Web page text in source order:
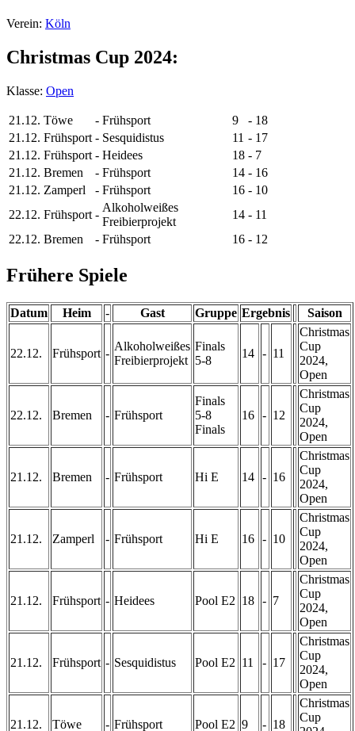
Verein: Köln
Christmas Cup 2024:
Klasse: Open
21.12. Töwe - Frühsport 9 - 18
21.12. Frühsport - Sesquidistus 11 - 17
21.12. Frühsport - Heidees 18 - 7
21.12. Bremen - Frühsport 14 - 16
21.12. Zamperl - Frühsport 16 - 10
22.12. Frühsport -
Alkoholweißes
Freibierprojekt
14 - 11
22.12. Bremen - Frühsport 16 - 12
Frühere Spiele
Datum Heim - Gast Gruppe Ergebnis Saison
22.12. Frühsport -
Alkoholweißes
Freibierprojekt
Finals
5-8
14 - 11
Christmas
Cup
2024,
Open
22.12. Bremen - Frühsport
Finals
5-8
Finals
16 - 12
Christmas
Cup
2024,
Open
21.12. Bremen - Frühsport Hi E 14 - 16
Christmas
Cup
2024,
Open
21.12. Zamperl - Frühsport Hi E 16 - 10
Christmas
Cup
2024,
Open
21.12. Frühsport - Heidees Pool E2 18 - 7
Christmas
Cup
2024,
Open
21.12. Frühsport - Sesquidistus Pool E2 11 - 17
Christmas
Cup
2024,
Open
21.12. Töwe - Frühsport Pool E2 9 - 18
Christmas
Cup